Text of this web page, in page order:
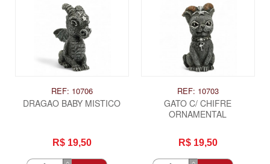
REF: 10706
DRAGAO BABY MISTICO
R$ 19,50
REF: 10703
GATO C/ CHIFRE
ORNAMENTAL
R$ 19,50